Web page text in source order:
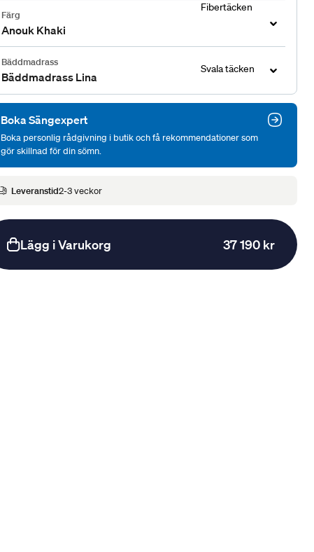
Fibertäcken
Svala täcken
Färg
Anouk Khaki
Bäddmadrass
Bäddmadrass Lina
Boka Sängexpert
Boka personlig rådgivning i butik och få rekommendationer som
gör skillnad för din sömn.
Leveranstid2-3 veckor
Lägg i Varukorg 37 190 kr